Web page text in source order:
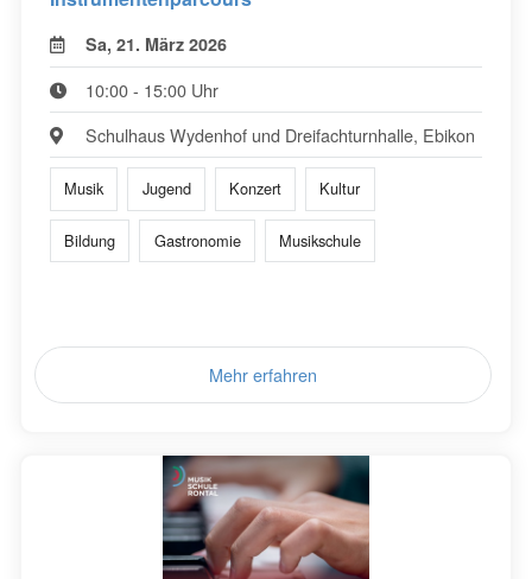
Sa, 21. März 2026
10:00 - 15:00 Uhr
Schulhaus Wydenhof und Dreifachturnhalle, Ebikon
Musik Jugend Konzert Kultur
Bildung Gastronomie Musikschule
Mehr erfahren